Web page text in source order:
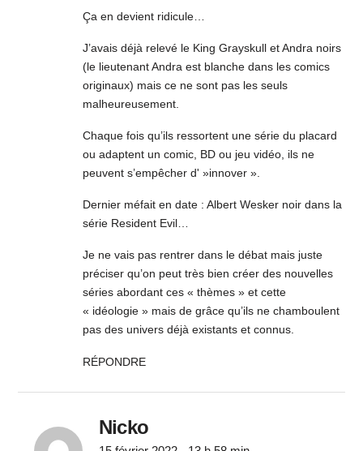
Ça en devient ridicule…
J’avais déjà relevé le King Grayskull et Andra noirs
(le lieutenant Andra est blanche dans les comics
originaux) mais ce ne sont pas les seuls
malheureusement.
Chaque fois qu’ils ressortent une série du placard
ou adaptent un comic, BD ou jeu vidéo, ils ne
peuvent s’empêcher d' »innover ».
Dernier méfait en date : Albert Wesker noir dans la
série Resident Evil…
Je ne vais pas rentrer dans le débat mais juste
préciser qu’on peut très bien créer des nouvelles
séries abordant ces « thèmes » et cette
« idéologie » mais de grâce qu’ils ne chamboulent
pas des univers déjà existants et connus.
RÉPONDRE
Nicko